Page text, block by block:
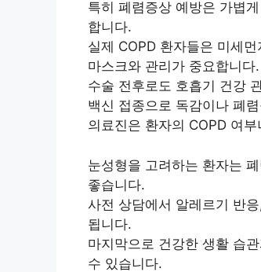
특히 폐렴증상 예방은 가볍
합니다.
실제 COPD 환자들은 미세
마스크와 관리가 중요합니다.
수술 전후로도 호흡기 건강
백신 접종으로 독감이나 폐
의료진은 환자의 COPD 여
눈성형을 고려하는 환자는
좋습니다.
사전 상담에서 알레르기 반
됩니다.
마지막으로 건강한 생활 습
수 있습니다.